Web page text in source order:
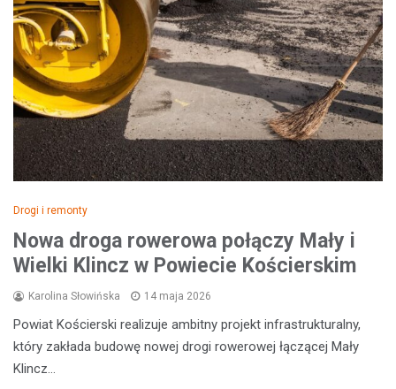
Drogi i remonty
Nowa droga rowerowa połączy Mały i
Wielki Klincz w Powiecie Kościerskim
Karolina Słowińska 14 maja 2026
Powiat Kościerski realizuje ambitny projekt infrastrukturalny,
który zakłada budowę nowej drogi rowerowej łączącej Mały
Klincz…